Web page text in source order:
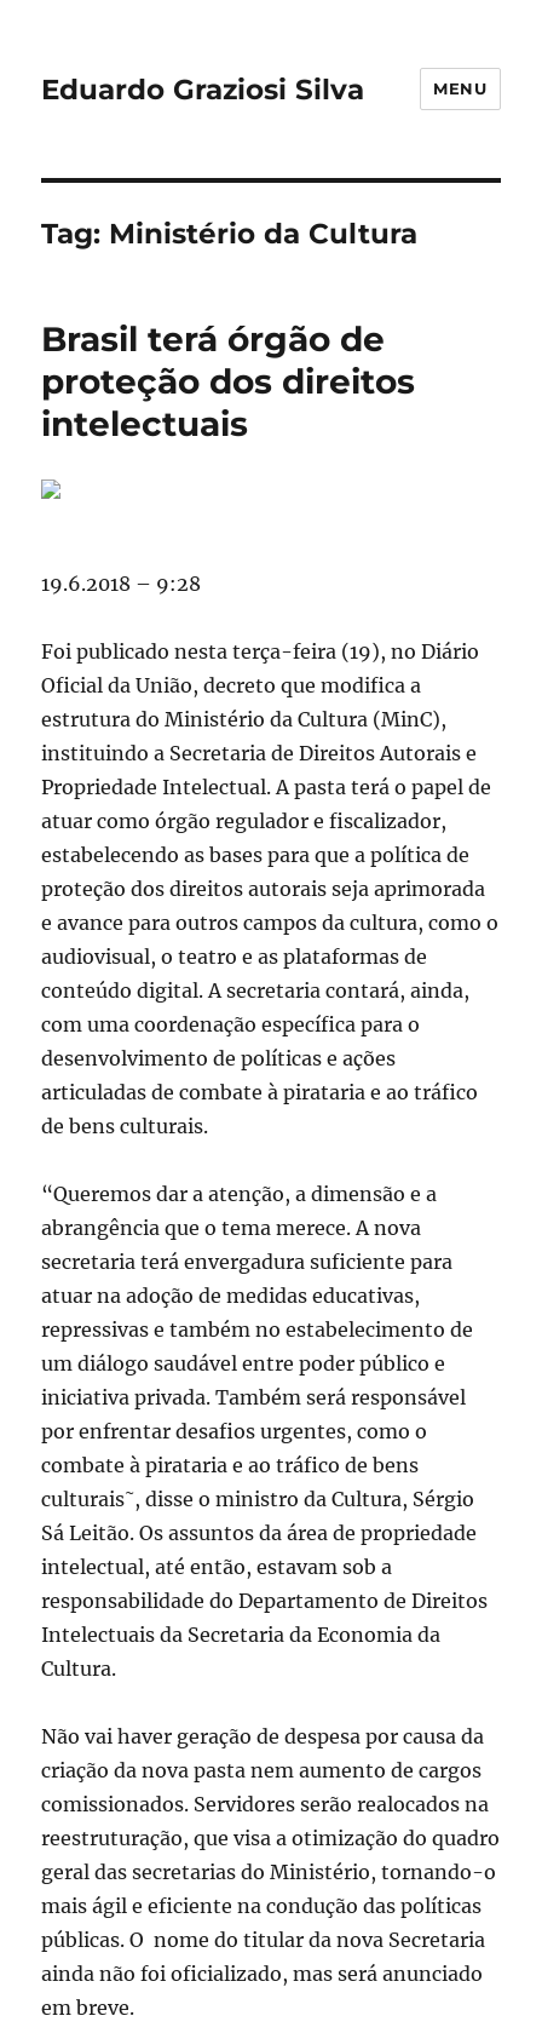
Eduardo Graziosi Silva MENU
Tag: Ministério da Cultura
Brasil terá órgão de
proteção dos direitos
intelectuais
19.6.2018 – 9:28
Foi publicado nesta terça-feira (19), no Diário
Oficial da União, decreto que modifica a
estrutura do Ministério da Cultura (MinC),
instituindo a Secretaria de Direitos Autorais e
Propriedade Intelectual. A pasta terá o papel de
atuar como órgão regulador e fiscalizador,
estabelecendo as bases para que a política de
proteção dos direitos autorais seja aprimorada
e avance para outros campos da cultura, como o
audiovisual, o teatro e as plataformas de
conteúdo digital. A secretaria contará, ainda,
com uma coordenação específica para o
desenvolvimento de políticas e ações
articuladas de combate à pirataria e ao tráfico
de bens culturais.
“Queremos dar a atenção, a dimensão e a
abrangência que o tema merece. A nova
secretaria terá envergadura suficiente para
atuar na adoção de medidas educativas,
repressivas e também no estabelecimento de
um diálogo saudável entre poder público e
iniciativa privada. Também será responsável
por enfrentar desafios urgentes, como o
combate à pirataria e ao tráfico de bens
culturais˜, disse o ministro da Cultura, Sérgio
Sá Leitão. Os assuntos da área de propriedade
intelectual, até então, estavam sob a
responsabilidade do Departamento de Direitos
Intelectuais da Secretaria da Economia da
Cultura.
Não vai haver geração de despesa por causa da
criação da nova pasta nem aumento de cargos
comissionados. Servidores serão realocados na
reestruturação, que visa a otimização do quadro
geral das secretarias do Ministério, tornando-o
mais ágil e eficiente na condução das políticas
públicas. O nome do titular da nova Secretaria
ainda não foi oficializado, mas será anunciado
em breve.